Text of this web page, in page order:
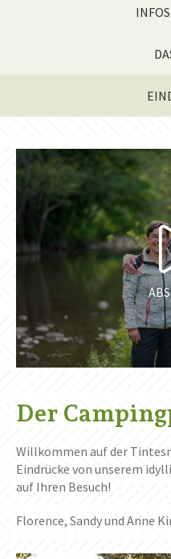
Der
Willkommen auf der
Eindrücke von unserem
auf Ihren Besuch!
Florence, Sandy und Anne